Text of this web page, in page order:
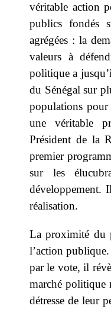
véritable action
publics fondés
agrégées : la
valeurs à
politique a
du Sénégal sur
populations pour
une véritable
Président de la
premier
sur les
développement.
réalisation.
La proximité du
l’action
par le vote, il
marché politique
détresse de leur